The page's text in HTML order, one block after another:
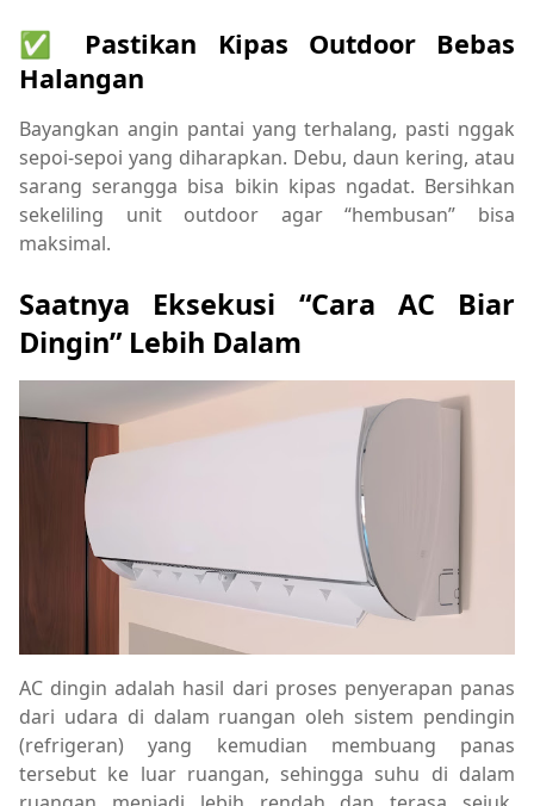
✅ Pastikan Kipas Outdoor Bebas
Halangan
Bayangkan angin pantai yang terhalang, pasti nggak
sepoi-sepoi yang diharapkan. Debu, daun kering, atau
sarang serangga bisa bikin kipas ngadat. Bersihkan
sekeliling unit outdoor agar “hembusan” bisa
maksimal.
Saatnya Eksekusi “Cara AC Biar
Dingin” Lebih Dalam
AC dingin adalah hasil dari proses penyerapan panas
dari udara di dalam ruangan oleh sistem pendingin
(refrigeran) yang kemudian membuang panas
tersebut ke luar ruangan, sehingga suhu di dalam